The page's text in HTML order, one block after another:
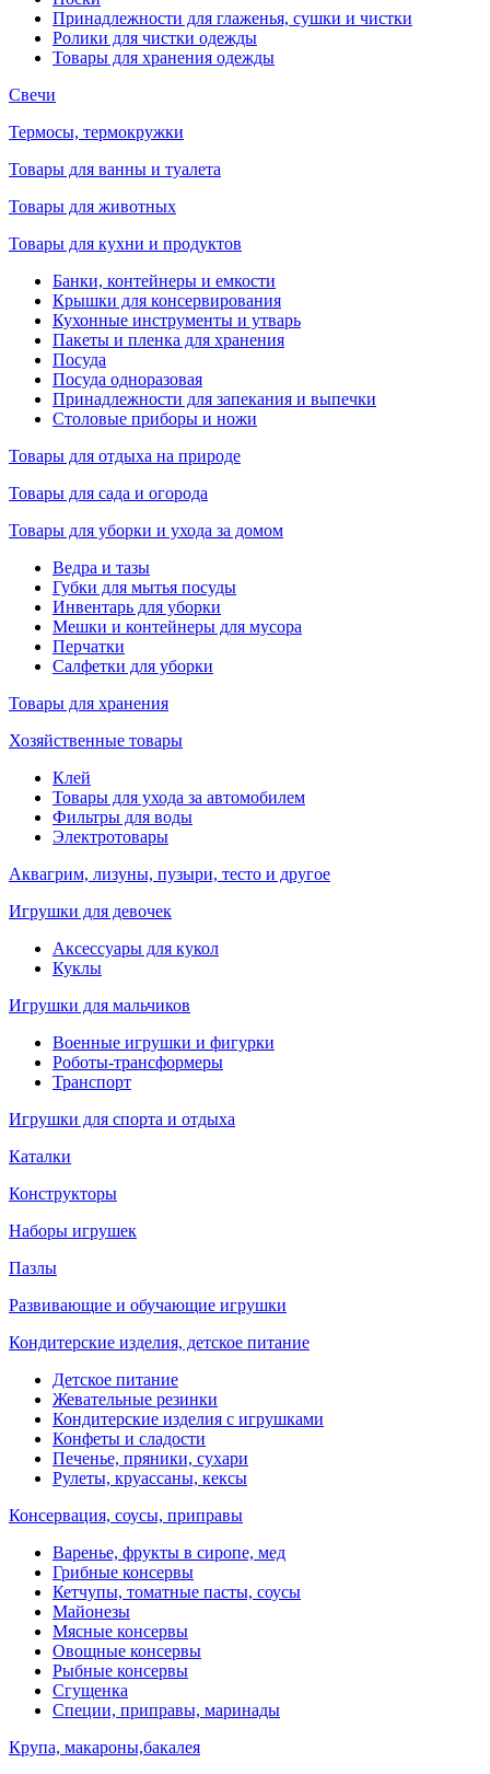
Принадлежности для глаженья, сушки и чистки
Ролики для чистки одежды
Товары для хранения одежды
Свечи
Термосы, термокружки
Товары для ванны и туалета
Товары для животных
Товары для кухни и продуктов
Банки, контейнеры и емкости
Крышки для консервирования
Кухонные инструменты и утварь
Пакеты и пленка для хранения
Посуда
Посуда одноразовая
Принадлежности для запекания и выпечки
Столовые приборы и ножи
Товары для отдыха на природе
Товары для сада и огорода
Товары для уборки и ухода за домом
Ведра и тазы
Губки для мытья посуды
Инвентарь для уборки
Мешки и контейнеры для мусора
Перчатки
Салфетки для уборки
Товары для хранения
Хозяйственные товары
Клей
Товары для ухода за автомобилем
Фильтры для воды
Электротовары
Аквагрим, лизуны, пузыри, тесто и другое
Игрушки для девочек
Аксессуары для кукол
Куклы
Игрушки для мальчиков
Военные игрушки и фигурки
Роботы-трансформеры
Транспорт
Игрушки для спорта и отдыха
Каталки
Конструкторы
Наборы игрушек
Пазлы
Развивающие и обучающие игрушки
Кондитерские изделия, детское питание
Детское питание
Жевательные резинки
Кондитерские изделия с игрушками
Конфеты и сладости
Печенье, пряники, сухари
Рулеты, круассаны, кексы
Консервация, соусы, приправы
Варенье, фрукты в сиропе, мед
Грибные консервы
Кетчупы, томатные пасты, соусы
Майонезы
Мясные консервы
Овощные консервы
Рыбные консервы
Сгущенка
Специи, приправы, маринады
Крупа, макароны,бакалея